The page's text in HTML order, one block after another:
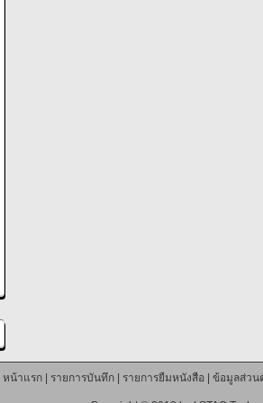
หน้าแรก| รายการบันทึก| รายการยืมหนังสือ ข้อมูลส่วน